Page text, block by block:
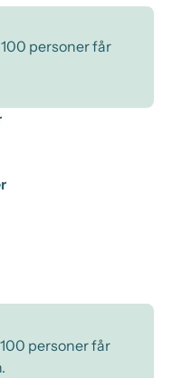
personer får
personer får